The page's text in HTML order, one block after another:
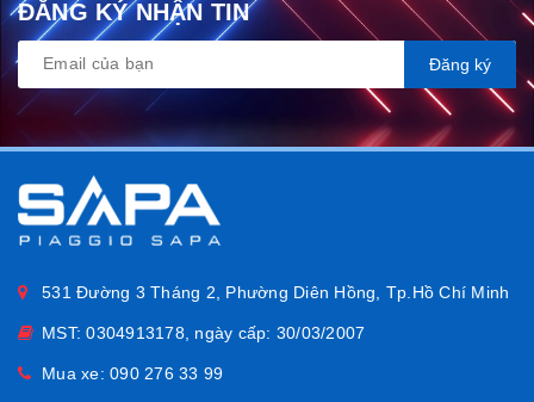
ĐĂNG KÝ NHẬN TIN
Đăng ký
531 Đường 3 Tháng 2, Phường Diên Hồng, Tp.Hồ Chí Minh
MST: 0304913178, ngày cấp: 30/03/2007
Mua xe: 090 276 33 99